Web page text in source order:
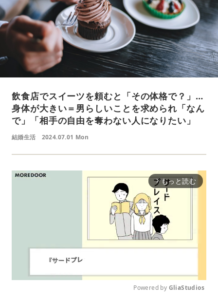
飲食店でスイーツを頼むと「その体格で？」…
身体が大きい＝男らしいことを求められ「なん
で」「相手の自由を奪わない人になりたい」
結婚生活 2024.07.01 Mon
arrow_forward_ios もっと読む
Powered by GliaStudios